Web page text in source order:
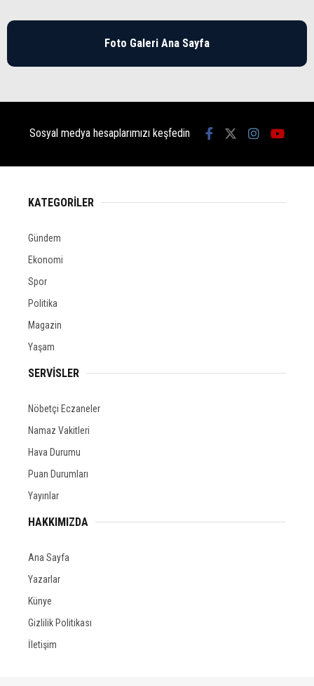
Foto Galeri Ana Sayfa
Sosyal medya hesaplarımızı keşfedin
KATEGORİLER
Gündem
Ekonomi
Spor
Politika
Magazin
Yaşam
SERVİSLER
Nöbetçi Eczaneler
Namaz Vakitleri
Hava Durumu
Puan Durumları
Yayınlar
HAKKIMIZDA
Ana Sayfa
Yazarlar
Künye
Gizlilik Politikası
İletişim